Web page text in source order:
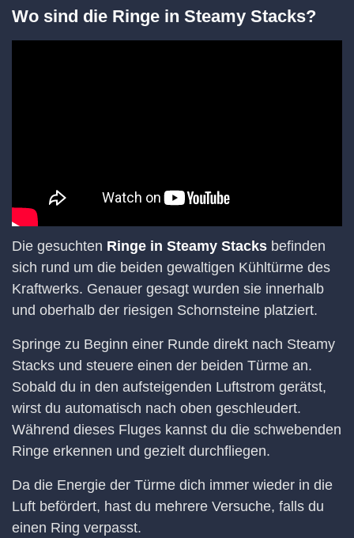
Wo sind die Ringe in Steamy Stacks?
Die gesuchten Ringe in Steamy Stacks befinden
sich rund um die beiden gewaltigen Kühltürme des
Kraftwerks. Genauer gesagt wurden sie innerhalb
und oberhalb der riesigen Schornsteine platziert.
Springe zu Beginn einer Runde direkt nach Steamy
Stacks und steuere einen der beiden Türme an.
Sobald du in den aufsteigenden Luftstrom gerätst,
wirst du automatisch nach oben geschleudert.
Während dieses Fluges kannst du die schwebenden
Ringe erkennen und gezielt durchfliegen.
Da die Energie der Türme dich immer wieder in die
Luft befördert, hast du mehrere Versuche, falls du
einen Ring verpasst.